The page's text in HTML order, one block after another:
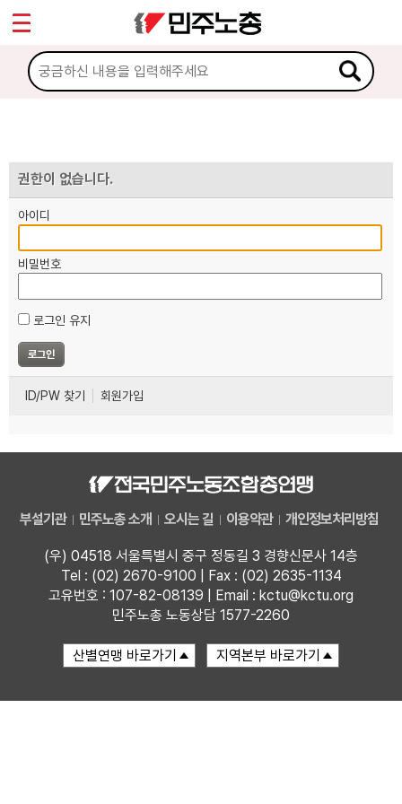
권한이 없습니다.
아이디
비밀번호
로그인 유지
ID/PW 찾기 회원가입
부설기관 민주노총 소개 오시는 길 이용약관 개인정보처리방침
(우) 04518 서울특별시 중구 정동길 3 경향신문사 14층
Tel : (02) 2670-9100 | Fax : (02) 2635-1134
고유번호 : 107-82-08139 | Email : kctu@kctu.org
민주노총 노동상담 1577-2260
마이페이지
소개
노동상담
자료
부설기관
업무